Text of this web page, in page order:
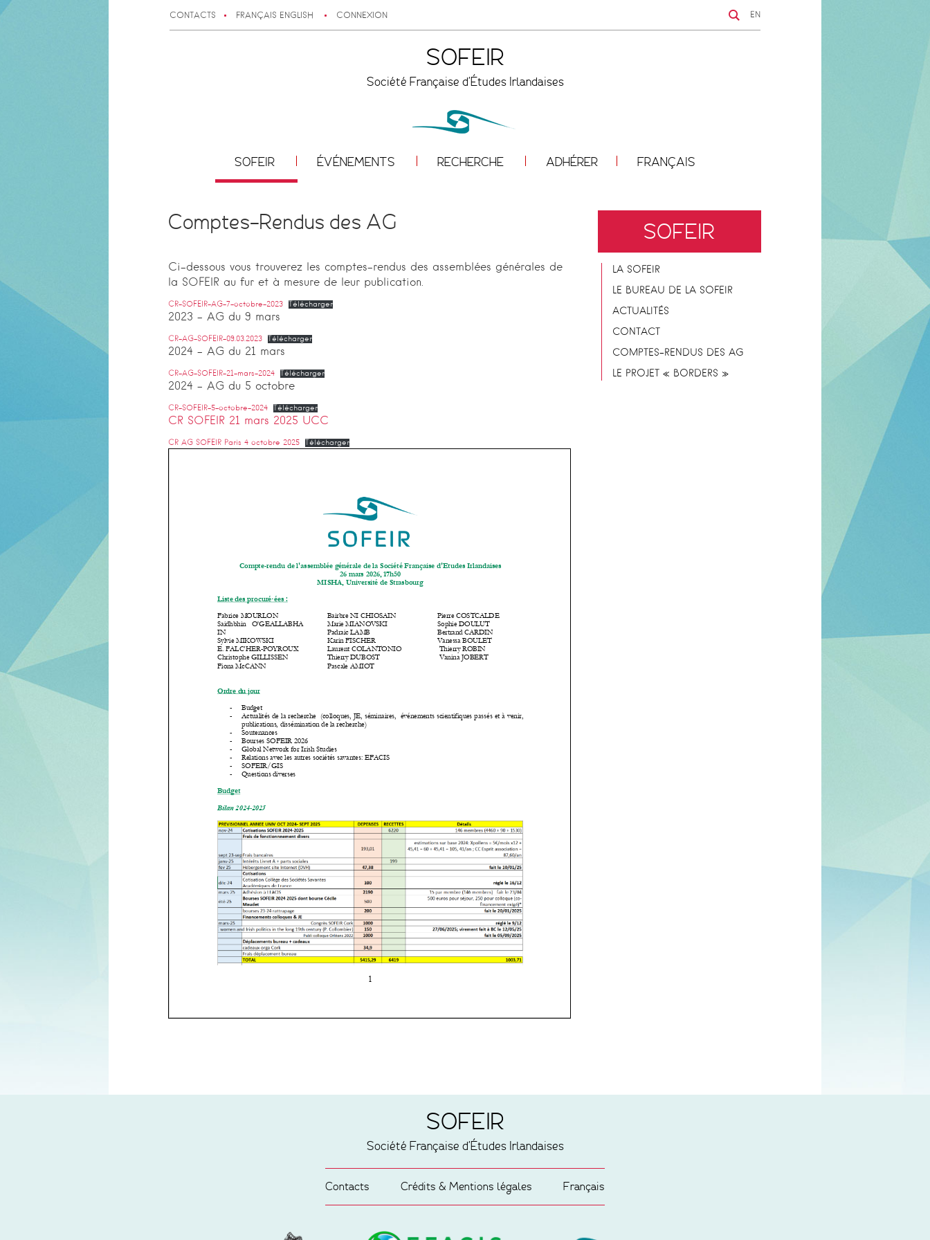
CONTACTS FRANÇAIS ENGLISH CONNEXION EN
SOFEIR
Société Française d'Études Irlandaises
SOFEIR ÉVÉNEMENTS RECHERCHE ADHÉRER FRANÇAIS
Comptes-Rendus des AG
Ci-dessous vous trouverez les comptes-rendus des assemblées générales de
la SOFEIR au fur et à mesure de leur publication.
CR-SOFEIR-AG-7-octobre-2023 Télécharger
2023 – AG du 9 mars
CR-AG-SOFEIR-09.03.2023 Télécharger
2024 – AG du 21 mars
CR-AG-SOFEIR-21-mars-2024 Télécharger
2024 – AG du 5 octobre
CR-SOFEIR-5-octobre-2024 Télécharger
CR SOFEIR 21 mars 2025 UCC
CR AG SOFEIR Paris 4 octobre 2025 Télécharger
SOFEIR
LA SOFEIR
LE BUREAU DE LA SOFEIR
ACTUALITÉS
CONTACT
COMPTES-RENDUS DES AG
LE PROJET « BORDERS »
SOFEIR
Société Française d'Études Irlandaises
Contacts Crédits & Mentions légales Français